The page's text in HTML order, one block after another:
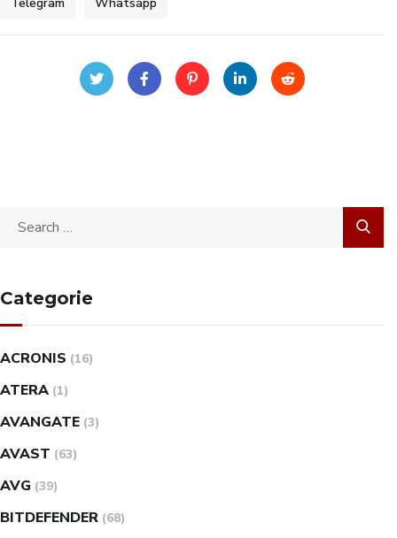
Categorie
ACRONIS (16)
ATERA (1)
AVANGATE (3)
AVAST (63)
AVG (39)
BITDEFENDER (68)